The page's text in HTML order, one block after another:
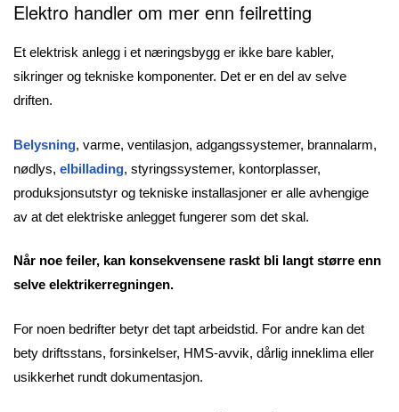
Elektro handler om mer enn feilretting
Et elektrisk anlegg i et næringsbygg er ikke bare kabler,
sikringer og tekniske komponenter. Det er en del av selve
driften.
Belysning, varme, ventilasjon, adgangssystemer, brannalarm,
nødlys, elbillading, styringssystemer, kontorplasser,
produksjonsutstyr og tekniske installasjoner er alle avhengige
av at det elektriske anlegget fungerer som det skal.
Når noe feiler, kan konsekvensene raskt bli langt større enn
selve elektrikerregningen.
For noen bedrifter betyr det tapt arbeidstid. For andre kan det
bety driftsstans, forsinkelser, HMS-avvik, dårlig inneklima eller
usikkerhet rundt dokumentasjon.